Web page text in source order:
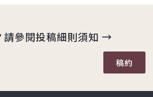
請參閱投稿細則須知 →
稿約